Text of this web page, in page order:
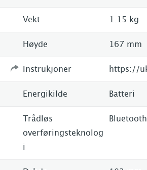
Vekt 1.15 kg
Høyde 167 mm
Instrukjoner
Energikilde Batteri
Trådløs
overføringsteknolog
i
Bluetooth